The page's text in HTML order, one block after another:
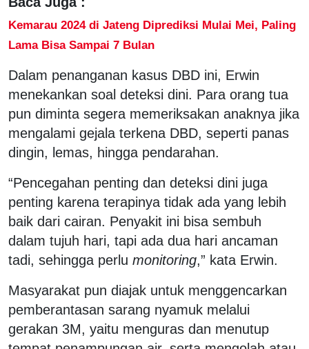
Kemarau 2024 di Jateng Diprediksi Mulai Mei, Paling
Lama Bisa Sampai 7 Bulan
Dalam penanganan kasus DBD ini, Erwin
menekankan soal deteksi dini. Para orang tua
pun diminta segera memeriksakan anaknya jika
mengalami gejala terkena DBD, seperti panas
dingin, lemas, hingga pendarahan.
“Pencegahan penting dan deteksi dini juga
penting karena terapinya tidak ada yang lebih
baik dari cairan. Penyakit ini bisa sembuh
dalam tujuh hari, tapi ada dua hari ancaman
tadi, sehingga perlu monitoring,” kata Erwin.
Masyarakat pun diajak untuk menggencarkan
pemberantasan sarang nyamuk melalui
gerakan 3M, yaitu menguras dan menutup